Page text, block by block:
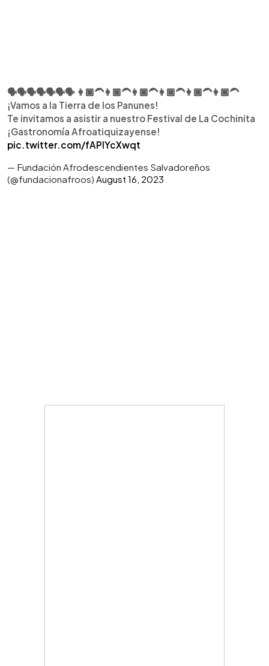
🗣️🗣️🗣️🗣️🗣️🗣️🗣️ 👩🏿‍🦱👩🏿‍🦱👩🏿‍🦱👩🏿‍🦱👩🏿‍🦱👩🏿‍🦱
¡Vamos a la Tierra de los Panunes!
Te invitamos a asistir a nuestro Festival de La Cochinita
¡Gastronomía Afroatiquizayense!
pic.twitter.com/fAPIYcXwqt
— Fundación Afrodescendientes Salvadoreños
(@fundacionafroos) August 16, 2023